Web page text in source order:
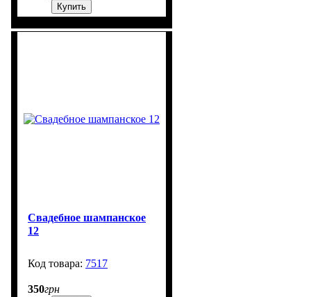
Купить
Свадебное шампанское
12
7517
350грн